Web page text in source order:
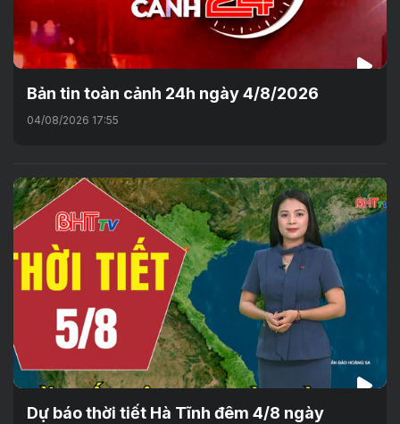
Bản tin toàn cảnh 24h ngày 4/8/2026
04/08/2026 17:55
Dự báo thời tiết Hà Tĩnh đêm 4/8 ngày